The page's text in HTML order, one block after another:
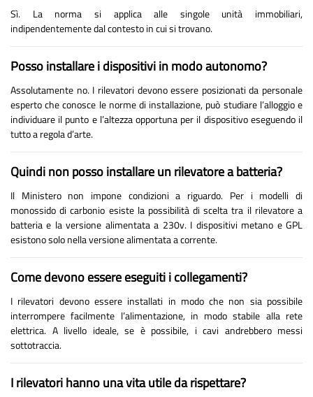
Sì. La norma si applica alle singole unità immobiliari,
indipendentemente dal contesto in cui si trovano.
Posso installare i dispositivi in modo autonomo?
Assolutamente no. I rilevatori devono essere posizionati da personale
esperto che conosce le norme di installazione, può studiare l’alloggio e
individuare il punto e l’altezza opportuna per il dispositivo eseguendo il
tutto a regola d’arte.
Quindi non posso installare un rilevatore a batteria?
Il Ministero non impone condizioni a riguardo. Per i modelli di
monossido di carbonio esiste la possibilità di scelta tra il rilevatore a
batteria e la versione alimentata a 230v. I dispositivi metano e GPL
esistono solo nella versione alimentata a corrente.
Come devono essere eseguiti i collegamenti?
I rilevatori devono essere installati in modo che non sia possibile
interrompere facilmente l’alimentazione, in modo stabile alla rete
elettrica. A livello ideale, se è possibile, i cavi andrebbero messi
sottotraccia.
I rilevatori hanno una vita utile da rispettare?